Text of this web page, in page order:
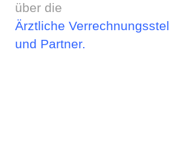
über die
Ärztliche
und Partner.